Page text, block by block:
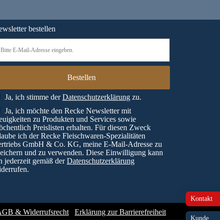
Kontakt
Kunde
bestellen
Ja, ich stimme derDatenschutzerklärung zu.
Ja, ich möchte den Recke Newsletter mit
zu Produkten und Services sowie
Preislisten erhalten. Für diesen Zweck
ich der Recke Fleischwaren-Spezialitäten
GmbH & Co. KG, meine E-Mail-Adresse zu
und zu verwenden. Diese Einwilligung kann
jederzeit gemäß derDatenschutzerklärung
& Widerrufsrecht Erklärung zur Barrierefreiheit